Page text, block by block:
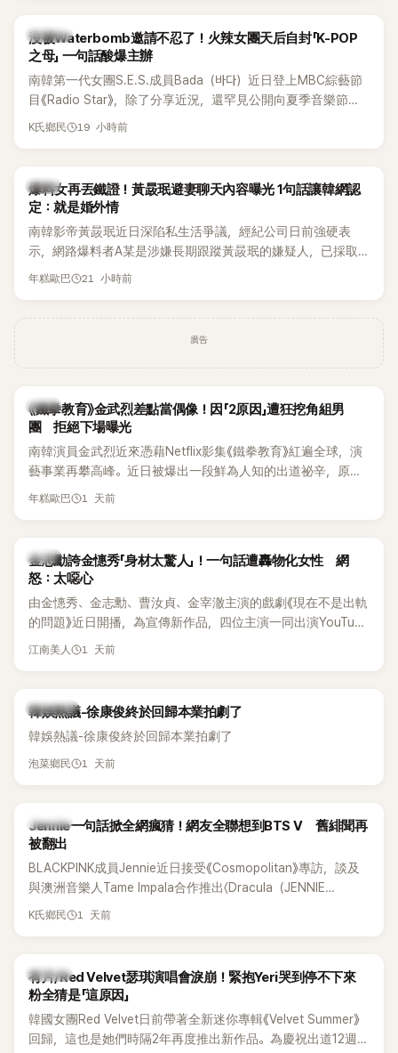
延燒到過去的爭議。李瑞鎮脫口補刀：「妳以前不是還在游泳池
開過記者會？」直接點名她當年的風波。李智惠聽了忍不住笑
說：「哥怎麼連這個都知道？」李瑞鎮則回嘴：「那時候新聞鬧那
麼大，不知道才奇怪吧。」一來一往，氣氛反而更加輕鬆。 談到
當年情況，李智惠終於鬆口坦言，當時確實被質疑動過隆胸手
術。她回憶：「拍了比基尼照片之後，就開始被說是不是去隆乳
了。」為了澄清誤會，她只好親自站出來說清楚。 李智惠進一步
想，既然一直說我有做，那我乾脆把腋下給大家看，證明我根
本沒動過。」一句話說完，全場瞬間炸鍋，來賓又驚又笑。 事實
上，早在 2006 年，李智惠就為了證明自己沒有「隆乳」，真的
召開了一場泳裝記者招待會。當時她穿著比基尼站在一排攝影
這段為平息爭議、直接公開腋下畫面自證清白的往事再度被提
《脫掉鞋子恢單4Men》 中，親自公開那張當年引發話題的「腋下
比基尼照」，再次重提這段至今仍被粉絲視為黑歷史代表作的事
員身分出道，該團在 2000 年代初期紅極一時，由李智惠、徐
智英兩位女成員，以及張錫炫、Chris Kim 兩位男成員組成。不
過後來爆出長達四年的團內霸凌風波，甚至傳出徐智英母親對
李智惠言語辱罵、動手等爭議，最終團體於 2002 年解散。 團
體解散後，李智惠轉型 solo，靠著綜藝與歌唱實力持續活躍演
藝圈。據悉，她當年能加入 S#arp，也與 李尚敏 的賞識有關。
感情方面，李智惠於 2017 年與圈外男友結婚，婚後育有兩個
目，她經營的 YouTube 頻道也即將突破百萬訂閱，近年內容深
受網友喜愛，再度迎來事業第二春。
K-POP
沒被Waterbomb邀請不忍了！火辣女團天后自封「K-POP
之母」 一句話酸爆主辦
南韓第一代女團S.E.S.成員Bada（바다）近日登上MBC綜藝節
目《Radio Star》，除了分享近況，還罕見公開向夏季音樂節
Waterbomb喊話，笑稱自己至今從未受邀演出，更幽默表示：
K氏鄉民 19 小時前
韓星
爆料女再丟鐵證！黃晸珉避妻聊天內容曝光 1句話讓韓網認
定：就是婚外情
南韓影帝黃晸珉近日深陷私生活爭議，經紀公司日前強硬表
示，網路爆料者A某是涉嫌長期跟蹤黃晸珉的嫌疑人，已採取
法律行動。不過，A某並未因此停止發聲，5日再度透過社群平
年糕歐巴 21 小時前
廣告
韓星
《鐵拳教育》金武烈差點當偶像！因「2原因」遭狂挖角組男
團 拒絕下場曝光
南韓演員金武烈近來憑藉Netflix影集《鐵拳教育》紅遍全球，演
藝事業再攀高峰。近日被爆出一段鮮為人知的出道祕辛，原來
他當年差點不是以演員身分出道，而是成為男團偶像的一員。
年糕歐巴 1 天前
韓星
金志勳誇金憓秀「身材太驚人」！一句話遭轟物化女性 網
怒：太噁心
由金憓秀、金志勳、曹汝貞、金宰澈主演的戲劇《現在不是出軌
的問題》近日開播，為宣傳新作品，四位主演一同出演YouTube
節目，不料訪談中的一段發言卻意外掀起爭議。不少網友認
江南美人 1 天前
熱議討論
韓娛熱議-徐康俊終於回歸本業拍劇了
韓娛熱議-徐康俊終於回歸本業拍劇了
泡菜鄉民 1 天前
K-POP
Jennie一句話掀全網瘋猜！網友全聯想到BTS V 舊緋聞再
被翻出
BLACKPINK成員Jennie近日接受《Cosmopolitan》專訪，談及
與澳洲音樂人Tame Impala合作推出〈Dracula（JENNIE
Remix）〉的幕後故事，沒想到她一句關於「共同朋友」的回答，
K氏鄉民 1 天前
K-POP
有片/Red Velvet瑟琪演唱會淚崩！緊抱Yeri哭到停不下來
粉全猜是「這原因」
韓國女團Red Velvet日前帶著全新迷你專輯《Velvet Summer》
回歸，這也是她們時隔2年再度推出新作品。為慶祝出道12週